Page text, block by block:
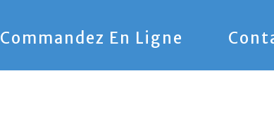
Commandez En Ligne